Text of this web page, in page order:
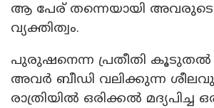
ആ പേര് തന്നെയായി
വ്യക്തിത്വം.
പുരുഷനെന്ന പ്രതീതി കൂടുതൽ
അവർ ബീഡി വലിക്കുന്ന ശീലവും
രാത്രിയിൽ ഒരിക്കൽ മദ്യപിച്ച